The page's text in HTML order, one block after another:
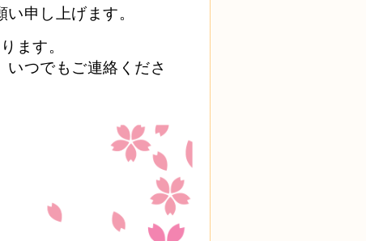
申し上げます。
ます。
つでもご連絡くださ